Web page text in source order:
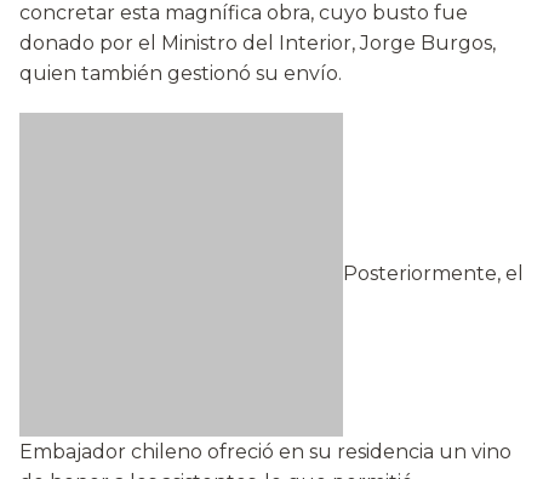
concretar esta magnífica obra, cuyo busto fue
donado por el Ministro del Interior, Jorge Burgos,
quien también gestionó su envío.
Posteriormente, el
Embajador chileno ofreció en su residencia un vino